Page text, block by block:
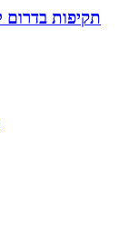
תקיפות